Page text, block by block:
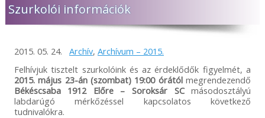
Szurkolói információk
2015. 05. 24. Archív, Archívum – 2015.
Felhívjuk tisztelt szurkolóink és az érdeklődők figyelmét, a
2015. május 23-án (szombat) 19:00 órátólmegrendezendő
Békéscsaba 1912 Előre – Soroksár SCmásodosztályú
labdarúgó mérkőzéssel kapcsolatos következő
tudnivalókra.